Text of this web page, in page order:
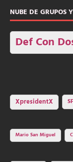
NUBE DE GRUPOS
Def Con
XpresidentX
Mario San Miguel